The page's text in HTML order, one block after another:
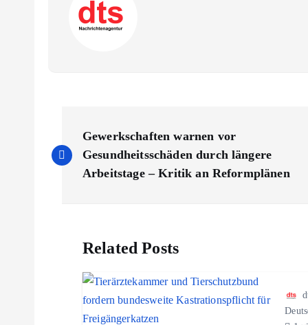
e
Gewerkschaften warnen vor
Gesundheitsschäden durch längere
Arbeitstage – Kritik an Reformplänen
Related Posts